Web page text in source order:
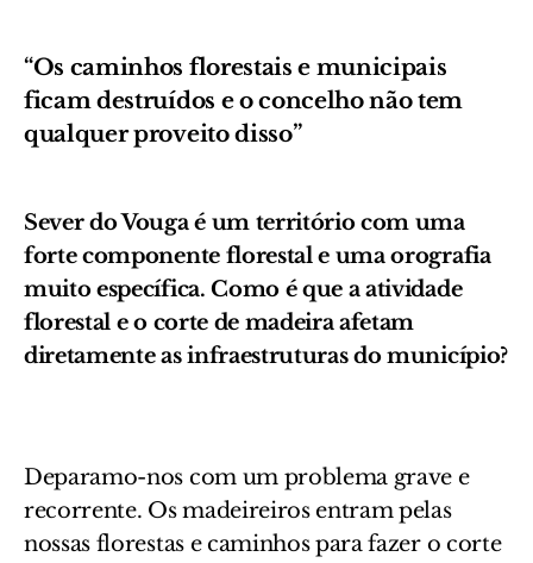
“Os caminhos florestais e municipais
ficam destruídos e o concelho não tem
qualquer proveito disso”
Sever do Vouga é um território com uma
forte componente florestal e uma orografia
muito específica. Como é que a atividade
florestal e o corte de madeira afetam
diretamente as infraestruturas do município?
Deparamo-nos com um problema grave e
recorrente. Os madeireiros entram pelas
nossas florestas e caminhos para fazer o corte